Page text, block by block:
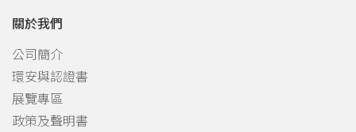
關於我們
公司簡介
環安與認證書
展覽專區
政策及聲明書